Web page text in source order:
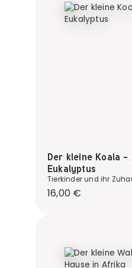
Der kleine Koala -
Eukalyptus
Tierkinder und ihr
Regulärer Preis:
16,00 €